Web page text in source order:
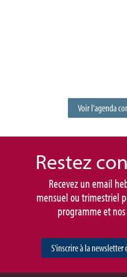
Voir l'agenda
Restez
Recevez un email
mensuel ou trimestriel
programme et
S'inscrire à la newsletter